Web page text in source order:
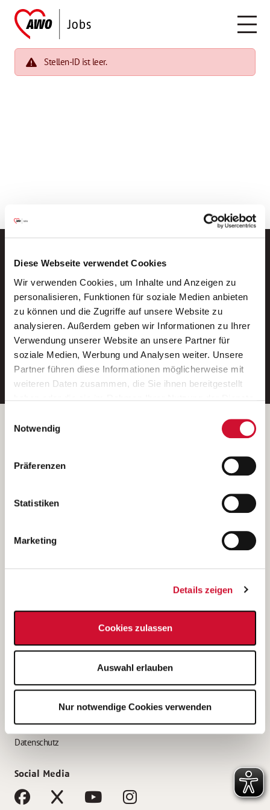
Diese Webseite verwendet Cookies
Wir verwenden Cookies, um Inhalte und Anzeigen zu
personalisieren, Funktionen für soziale Medien anbieten
zu können und die Zugriffe auf unsere Website zu
analysieren. Außerdem geben wir Informationen zu Ihrer
Verwendung unserer Website an unsere Partner für
soziale Medien, Werbung und Analysen weiter. Unsere
Partner führen diese Informationen möglicherweise mit
weiteren Daten zusammen, die Sie ihnen bereitgestellt
Wenn Sie auf „Cookies zulassen“ klicken, so stimmen
Sie der Speicherung sämtlicher Cookies zu. Sie können
Ihre Einwilligung selbstverständlich jederzeit widerrufen,
indem Sie die Cookie-Einstellungen aufrufen und diese
unsererDatenschutzerklärung
Notwendig
Präferenzen
Statistiken
Marketing
Details zeigen
Cookies zulassen
Auswahl erlauben
Nur notwendige Cookies verwenden
Stellen-ID ist leer.
Neue Stellen per E-Mail.
Ein kostenloser Service von AWO
Jobs.
E-Mail-Adresse eintragen
Betreiber der Webseite
Kantstraße 45a
(Ein Tochterunternehmen des AWO Bezirksverbandes Unterfranken
e.V.)
Bewerbung als Altenpflegehelfer*in
Bewerbung als Erzieher*in
AWO Gliederungen nach Bundesland
Impressum
Datenschutz
Social Media